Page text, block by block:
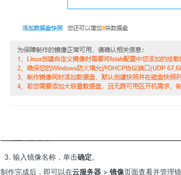
输入镜像名称，单击确定。
制作完成后，即可以在云服务器 > 镜像页面查看并管理镜